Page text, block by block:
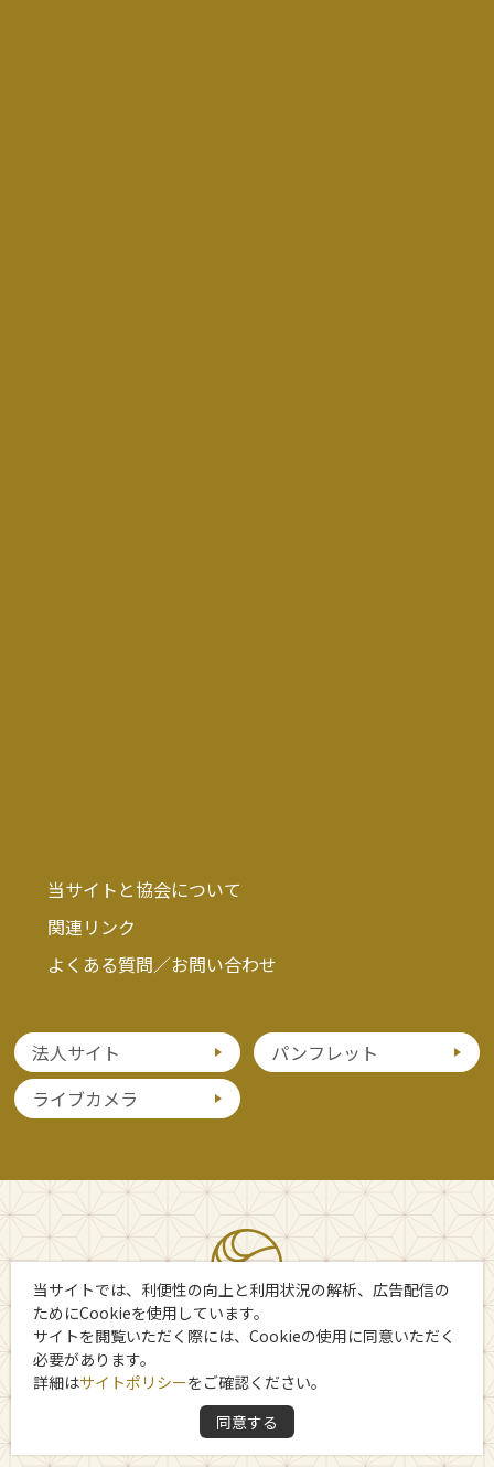
当サイトと協会について
関連リンク
よくある質問／お問い合わせ
法人サイト
パンフレット
ライブカメラ
Copyright 日光市観光協会
All Rights Reserved.
当サイトでは、利便性の向上と利用状況の解析、広告配信の
ためにCookieを使用しています。
サイトを閲覧いただく際には、Cookieの使用に同意いただく
必要があります。
詳細はサイトポリシーをご確認ください。
同意する